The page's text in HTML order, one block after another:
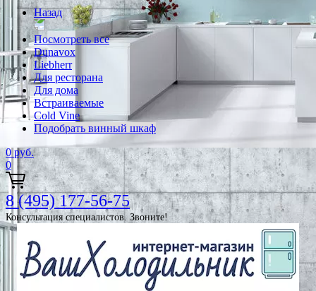
Назад
Посмотреть все
Dunavox
Liebherr
Для ресторана
Для дома
Встраиваемые
Cold Vine
Подобрать винный шкаф
0 руб.
0
8 (495) 177-56-75
Консультация специалистов. Звоните!